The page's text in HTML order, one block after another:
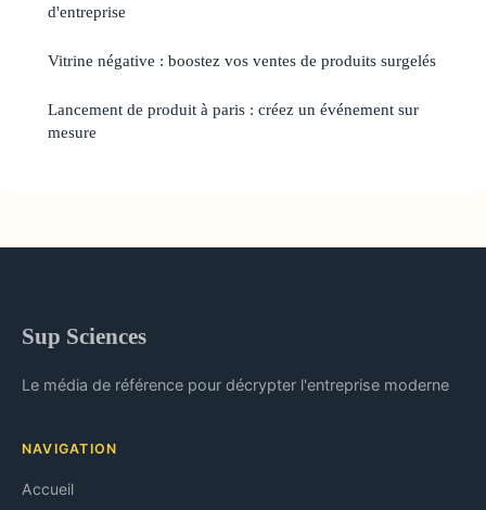
d'entreprise
Vitrine négative : boostez vos ventes de produits surgelés
Lancement de produit à paris : créez un événement sur
mesure
Sup Sciences
Le média de référence pour décrypter l'entreprise moderne
NAVIGATION
Accueil